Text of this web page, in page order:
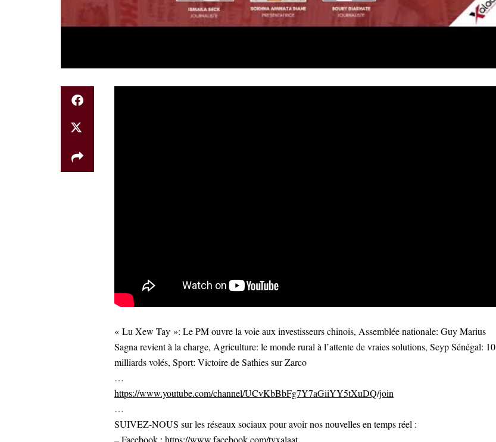
« Lu Xew Tay »: Le PM ouvre la voie aux investisseurs chinois, Assemblée nationale: Guy Marius
Sagna revient à la charge, Agriculture: le monde rural à l’attente de vraies solutions, Seyp Sénégal: 10
milliards volés, Sport: Victoire de Sathies sur Zarco
…
https://www.youtube.com/channel/UCvKbBbFg7Y7aGiiYY5tXuDQ/join
…
SUIVEZ-NOUS sur les réseaux sociaux pour avoir nos nouvelles en temps réel :
– Facebook : https://www.facebook.com/tvxalaat